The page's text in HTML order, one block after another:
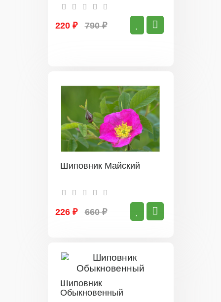
220 ₽ 790 ₽
Шиповник Майский
226 ₽ 660 ₽
Шиповник
Обыкновенный